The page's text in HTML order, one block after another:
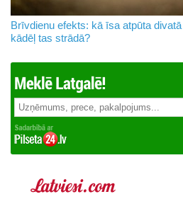
Brīvdienu efekts: kā īsa atpūta
kādēļ tas strādā?